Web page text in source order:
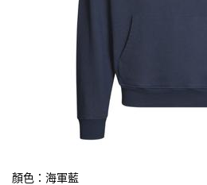
顏色：海軍藍